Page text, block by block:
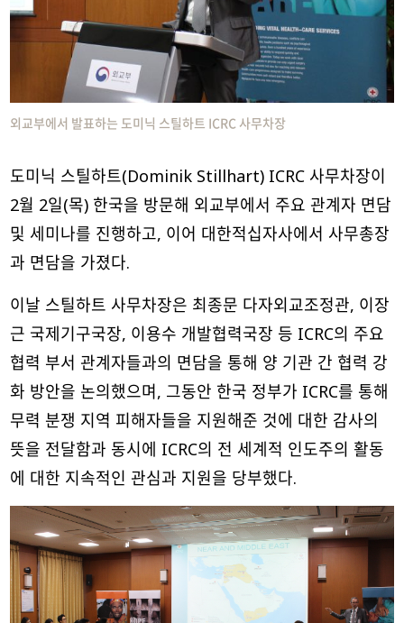
외교부에서 발표하는 도미닉 스틸하트 ICRC 사무차장
도미닉 스틸하트(Dominik Stillhart) ICRC 사무차장이
2월 2일(목) 한국을 방문해 외교부에서 주요 관계자 면담
및 세미나를 진행하고, 이어 대한적십자사에서 사무총장
과 면담을 가졌다.
이날 스틸하트 사무차장은 최종문 다자외교조정관, 이장
근 국제기구국장, 이용수 개발협력국장 등 ICRC의 주요
협력 부서 관계자들과의 면담을 통해 양 기관 간 협력 강
화 방안을 논의했으며, 그동안 한국 정부가 ICRC를 통해
무력 분쟁 지역 피해자들을 지원해준 것에 대한 감사의
뜻을 전달함과 동시에 ICRC의 전 세계적 인도주의 활동
에 대한 지속적인 관심과 지원을 당부했다.